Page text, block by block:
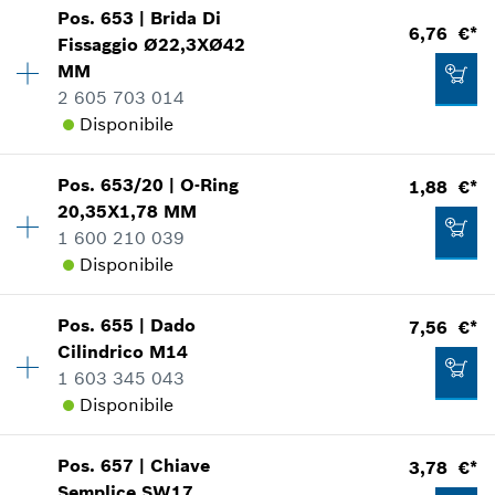
Inclusa IVA
Aggiungere al carrello
16,12 €*
Aggiungere al carrello
Disponibilità 1
Gruppo prezzo:16
Applicazione del ricambio
Mostrare nell'illustrazione
3,78 €*
Aggiungere al carrello
Pos.653 | Brida Di
Fissaggio Ø22,3XØ42
MM
2 605 703 014
Disponibile
6,76 €*
Disponibilità 1
Gruppo prezzo:20
Informazioni parti di ricambio
Applicazione del ricambio
Mostrare nell'illustrazione
6,76 €*
Inclusa IVA
Pos.653/20 |O-Ring
20,35X1,78 MM
1 600 210 039
Disponibile
1,88 €*
Disponibilità 1
Gruppo prezzo:
Informazioni parti di ricambio
Applicazione del ricambio
Mostrare nell'illustrazione
Pos.655 | Dado
Cilindrico M14
1 603 345 043
Disponibile
7,56 €*
Disponibilità 1
Pos.657 |Chiave
3,78 €*